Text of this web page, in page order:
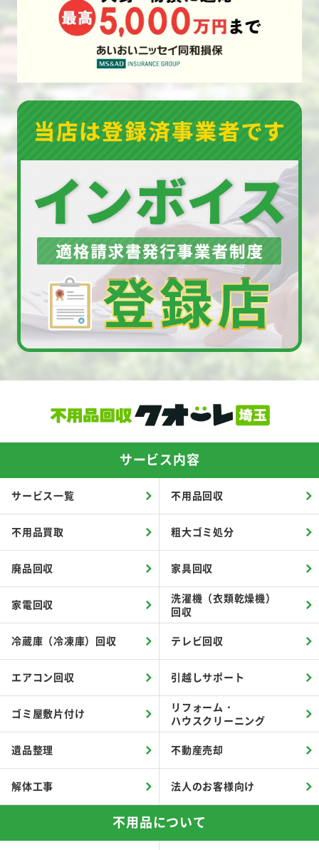
サービス内容
サービス一覧 不用品回収
不用品買取 粗大ゴミ処分
廃品回収 家具回収
家電回収
洗濯機（衣類乾燥機）
回収
冷蔵庫（冷凍庫）回収 テレビ回収
エアコン回収 引越しサポート
ゴミ屋敷片付け
リフォーム・
ハウスクリーニング
遺品整理 不動産売却
解体工事 法人のお客様向け
不用品について